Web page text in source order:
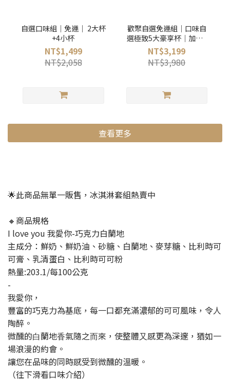
自選口味組｜免運｜ 2大杯
+4小杯
NT$1,499
NT$2,058
歡聚自選免運組｜口味自
選極致5大豪享杯｜加贈5
杯獨享杯組
NT$3,199
NT$3,980
查看更多
🌟此商品無單一販售，冰淇淋套組熱賣中
🔸商品規格
I love you 我愛你-巧克力白蘭地
主成分：鮮奶、鮮奶油、砂糖、白蘭地、麥芽糖、比利時可
可膏、乳清蛋白、比利時可可粉
熱量:203.1/每100公克
-
我愛你，
豐富的巧克⼒為基底，每⼀口都充滿濃郁的可可風味，令⼈
陶醉。
微醺的⽩蘭地⾹氣隨之⽽來，使整體⼜感更為深邃，猶如⼀
場浪漫的約會。
讓您在品味的同時感受到微醺的溫暖。
（往下滑看口味介紹）